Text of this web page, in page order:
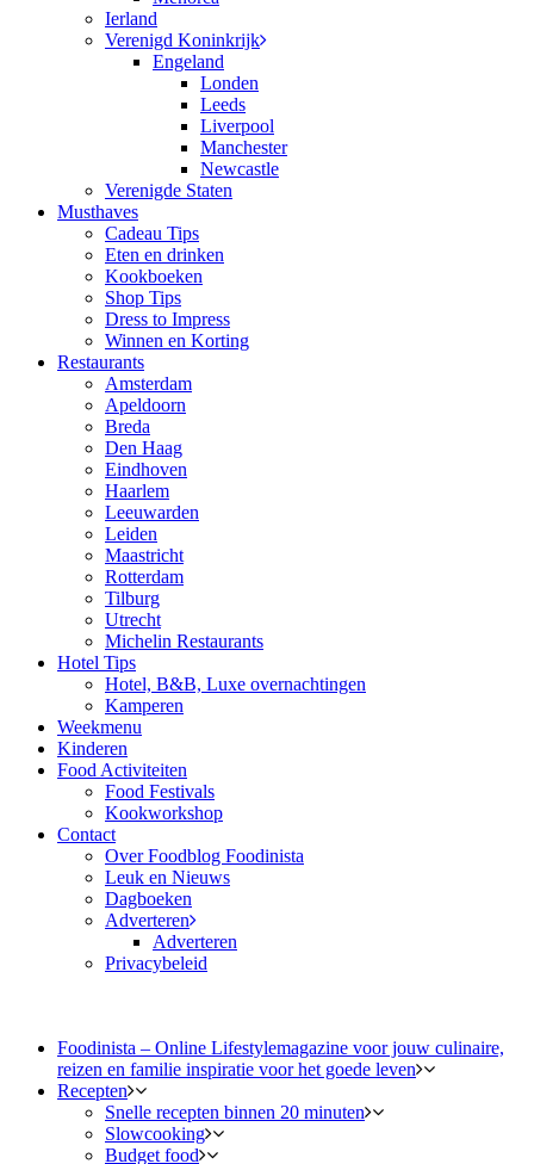
Ierland
Verenigd Koninkrijk
Engeland
Londen
Leeds
Liverpool
Manchester
Newcastle
Verenigde Staten
Musthaves
Cadeau Tips
Eten en drinken
Kookboeken
Shop Tips
Dress to Impress
Winnen en Korting
Restaurants
Amsterdam
Apeldoorn
Breda
Den Haag
Eindhoven
Haarlem
Leeuwarden
Leiden
Maastricht
Rotterdam
Tilburg
Utrecht
Michelin Restaurants
Hotel Tips
Hotel, B&B, Luxe overnachtingen
Kamperen
Weekmenu
Kinderen
Food Activiteiten
Food Festivals
Kookworkshop
Contact
Over Foodblog Foodinista
Leuk en Nieuws
Dagboeken
Adverteren
Adverteren
Privacybeleid
Foodinista – Online Lifestylemagazine voor jouw culinaire,
reizen en familie inspiratie voor het goede leven
Recepten
Snelle recepten binnen 20 minuten
Slowcooking
Budget food